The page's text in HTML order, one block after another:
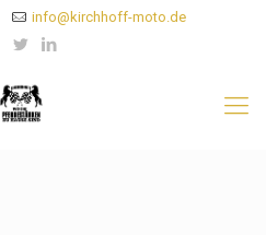
info@kirchhoff-moto.de